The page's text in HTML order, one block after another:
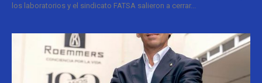
los laboratorios y el sindicato FATSA salieron a cerrar...